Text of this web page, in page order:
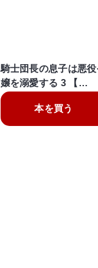
騎士団長の息子は悪
嬢を溺愛する 3 【…
本を買う